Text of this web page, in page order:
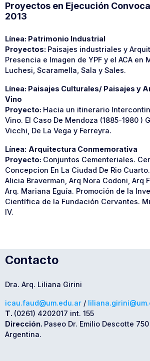
Proyectos en Ejecución
2013
Línea: Patrimonio Industrial
Proyectos: Paisajes industriales y
Presencia e Imagen de YPF y el ACA en
Luchesi, Scaramella, Sala y Sales.
Línea: Paisajes Culturales/ Paisajes y
Vino
Proyecto: Hacia un itinerario
Vino. El Caso De Mendoza (1885-1980 )
Vicchi, De La Vega y Ferreyra.
Línea: Arquitectura Conmemorativa
Proyecto: Conjuntos Cementeriales.
Concepcion En La Ciudad De Rio
Alicia Braverman, Arq Nora Codoni, Arq
Arq. Mariana Eguía. Promoción de la
Científica de la Fundación Cervantes.
IV.
Contacto
Dra. Arq. Liliana Girini
icau.faud@um.edu.ar /
T. (0261) 4202017 int. 155
Dirección. Paseo Dr. Emilio Descotte
Argentina.